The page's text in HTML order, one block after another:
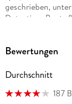
geschrieben,
Detectives Bentz
, New York Times-
USA Today-
Bewertungen
Durchschnitt
187